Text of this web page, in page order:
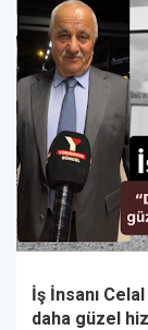
İş İnsanı
daha güzel